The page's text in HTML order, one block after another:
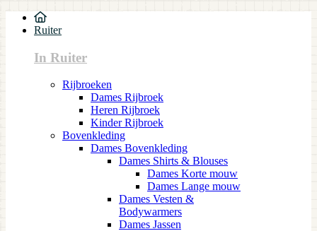
Ruiter
In Ruiter
Rijbroeken
Dames Rijbroek
Heren Rijbroek
Kinder Rijbroek
Bovenkleding
Dames Bovenkleding
Dames Shirts & Blouses
Dames Korte mouw
Dames Lange mouw
Dames Vesten &
Bodywarmers
Dames Jassen